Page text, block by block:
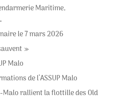
Maritime,
le 7 mars 2026
»
Malo
de l’ASSUP Malo
Malo rallient la flottille des Old